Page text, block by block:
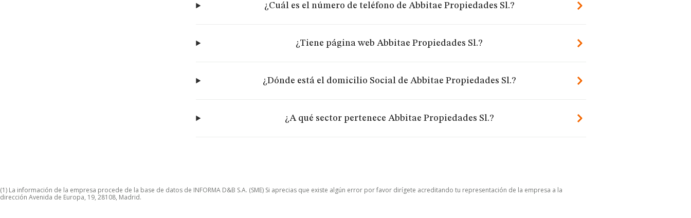
¿Cuál es el número de teléfono de Abbitae Propiedades Sl.?
¿Tiene página web Abbitae Propiedades Sl.?
¿Dónde está el domicilio Social de Abbitae Propiedades Sl.?
¿A qué sector pertenece Abbitae Propiedades Sl.?
(1) La información de la empresa procede de la base de datos de INFORMA D&B S.A. (SME) Si aprecias que existe algún error por favor dirígete acreditando tu representación de la empresa a la
dirección Avenida de Europa, 19, 28108, Madrid.